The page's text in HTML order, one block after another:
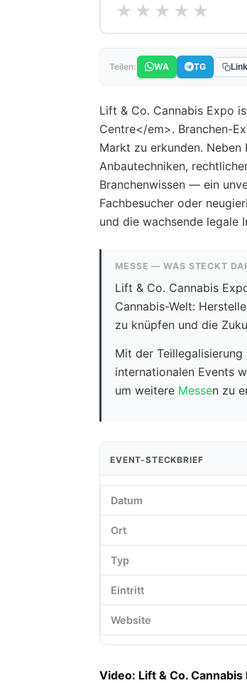
★ ★ ★ ★ ★
Teilen: WA TG Link
Lift & Co. Cannabis Expo
Centre</em>. Branchen-
Markt zu erkunden.
Anbautechniken,
Branchenwissen — ein
Fachbesucher oder
und die wachsende legale
MESSE — WAS STECKT
Lift & Co. Cannabis
Cannabis-Welt:
zu knüpfen und die
Mit der
internationalen Events
um weitere Messen zu
EVENT-STECKBRIEF
Datum
Ort
Typ
Eintritt
Website
Video: Lift & Co. Cannabis